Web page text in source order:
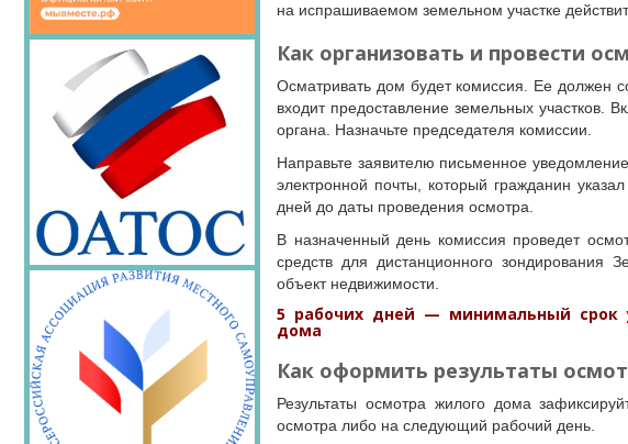
Лучшие практики ТОС
на испрашиваемом земельном участке
Как организовать и провести
Осматривать дом будет комиссия. Ее должен
входит предоставление земельных участков.
органа. Назначьте председателя комиссии.
Направьте заявителю письменное
электронной почты, который гражданин
дней до даты проведения осмотра.
В назначенный день комиссия проведет
средств для дистанционного
объект недвижимости.
5 рабочих дней — минимальный срок
дома
Как оформить результаты
Результаты осмотра жилого дома
осмотра либо на следующий рабочий день.